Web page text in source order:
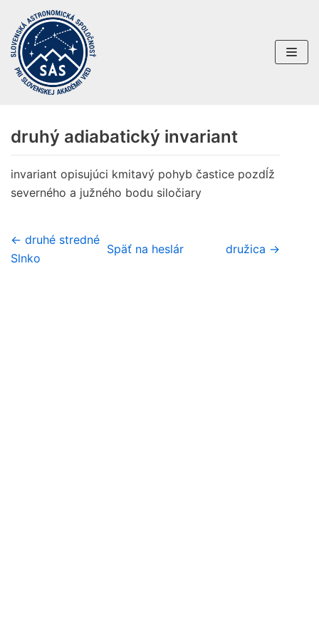
Preskočiť
na
obsah
druhý adiabatický invariant
invariant opisujúci kmitavý pohyb častice pozdĺž
severného a južného bodu siločiary
← druhé stredné
Slnko
Späť na heslár družica →